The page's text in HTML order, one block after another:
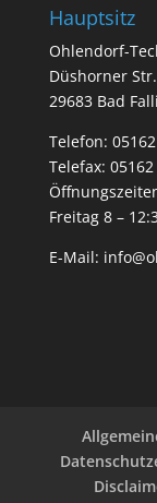
Hauptsitz
Ohlendorf-
Düshorner
29683 Bad
Telefon:
Telefax:
Freitag 8 –
E-Mail: